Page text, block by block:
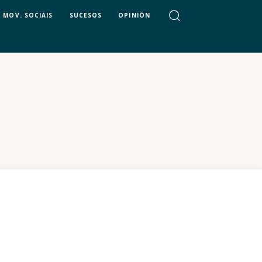
MOV. SOCIAIS SUCESOS OPINIÓN